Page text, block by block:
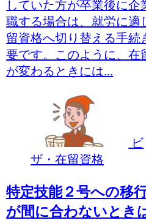
していた方が卒業後に企
職する場合は、就労に適
留資格へ切り替える手続
要です。このように、在
が変わるときには...
ビ
ザ・在留資格
特定技能２号への移
が間に合わないとき